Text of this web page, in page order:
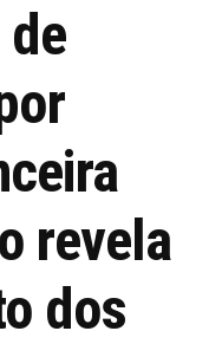
revela
dos